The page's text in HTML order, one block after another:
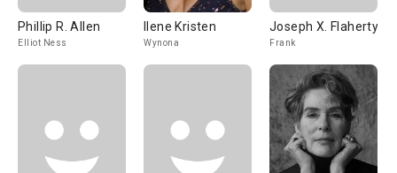
Phillip R. Allen
Elliot Ness
Ilene Kristen
Wynona
Joseph X. Flaherty
Frank